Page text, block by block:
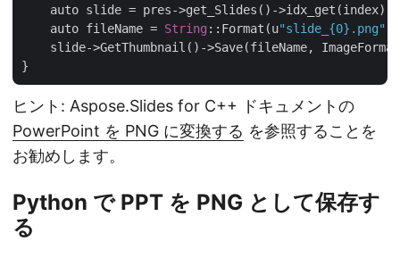
    auto slide = pres->get_Slides()->idx_get(index);
    auto fileName =
String ::Format(u"slide_{0}.png"
slide->GetThumbnail()->Save(fileName,
ヒント: Aspose.Slides for C++ ドキュメントの
PowerPoint を PNG に変換する を参照することを
お勧めします。
Python で PPT を PNG として保存す
る